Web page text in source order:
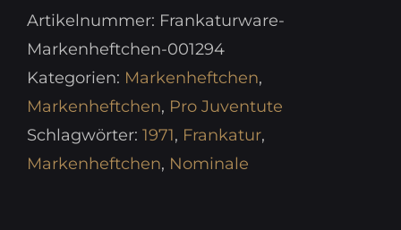
Artikelnummer: Frankaturware-
Markenheftchen-001294
Kategorien: Markenheftchen,
Markenheftchen, Pro Juventute
Schlagwörter: 1971, Frankatur,
Markenheftchen, Nominale